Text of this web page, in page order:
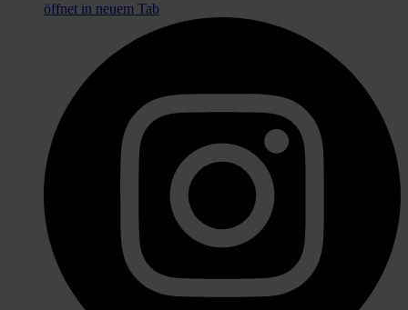
öffnet in neuem Tab